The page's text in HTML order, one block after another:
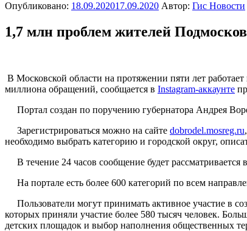
Опубликовано: 18.09.202017.09.2020 Автор: Гис Новости
1,7 млн проблем жителей
В Московской области на протяжении пяти лет
миллиона обращений, сообщается в Instagram-аккаунте
Портал создан по поручению губернатора Андрея
Зарегистрироваться можно на сайте dobrodel.mosreg.ru
необходимо выбрать категорию и городской округ,
В течение 24 часов сообщение будет рассматривается
На портале есть более 600 категорий по всем
Пользователи могут принимать активное участие в
которых приняли участие более 580 тысяч человек.
детских площадок и выбор наполнения общественных